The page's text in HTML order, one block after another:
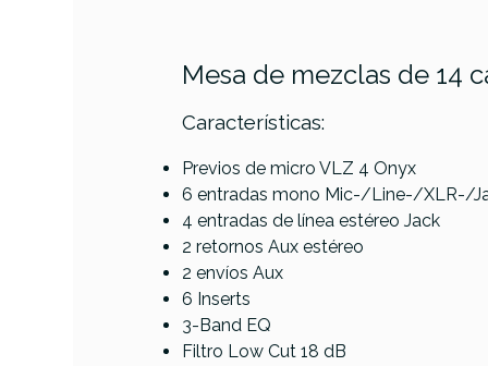
Mesa de mezclas de 14
Características:
Previos de micro VLZ 4 Onyx
6 entradas mono Mic-/Line-/XLR-/
4 entradas de línea estéreo Jack
2 retornos Aux estéreo
2 envíos Aux
6 Inserts
3-Band EQ
Filtro Low Cut 18 dB
Referencia MEZCSONMCK027